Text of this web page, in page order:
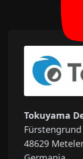
Tokuyama
48629